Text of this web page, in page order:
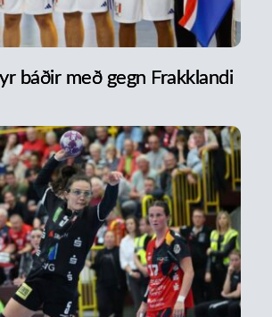
báðir með gegn Frakklandi